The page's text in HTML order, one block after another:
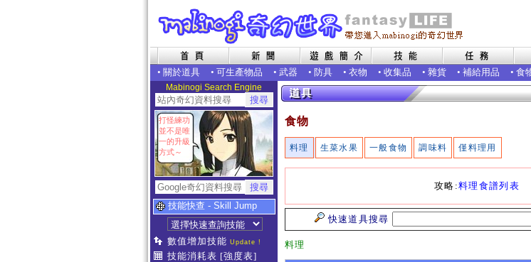
• 關於道具 • 可生產物品 • 武器 • 防具 • 衣物 • 收集品 • 雜貨 • 補給用品 • 食
Mabinogi Search Engine
打怪練功
並不是唯
一的升級
方式～
技能快查 - Skill Jump
數值增加技能 Update !
技能消耗表 [強度表]
食物
料理 生菜水果 一般食物 調味料 僅料理用
攻略:料理食譜列表
快速道具搜尋
料理